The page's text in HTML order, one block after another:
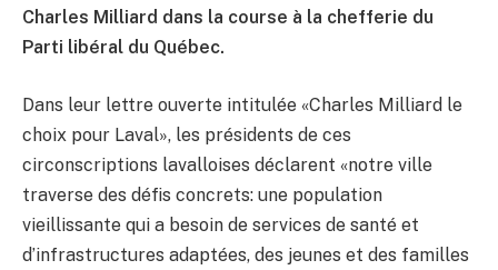
Charles Milliard dans la course à la chefferie du
Parti libéral du Québec.
Dans leur lettre ouverte intitulée «Charles Milliard le
choix pour Laval», les présidents de ces
circonscriptions lavalloises déclarent «notre ville
traverse des défis concrets: une population
vieillissante qui a besoin de services de santé et
d’infrastructures adaptées, des jeunes et des familles